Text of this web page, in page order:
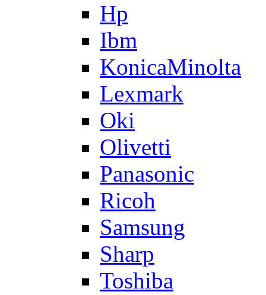
Hp
Ibm
KonicaMinolta
Lexmark
Oki
Olivetti
Panasonic
Ricoh
Samsung
Sharp
Toshiba